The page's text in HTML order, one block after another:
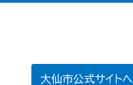
大仙市公式サイトへ